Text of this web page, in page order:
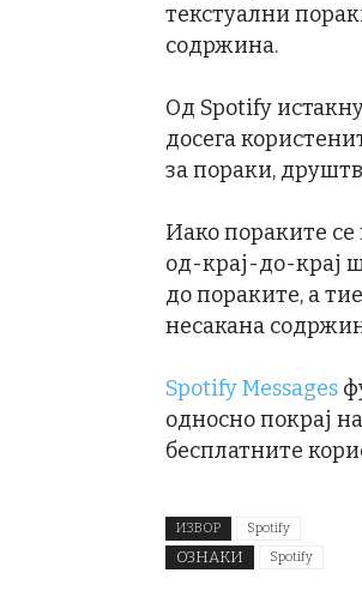
текстуални
содржина.
Од Spotify
досега
за пораки,
Иако пораките
од-крај-до-крај
до пораките, а
несакана
Spotify Messages
односно покрај
бесплатните
ИЗВОР Spotify
ОЗНАКИ Spotify